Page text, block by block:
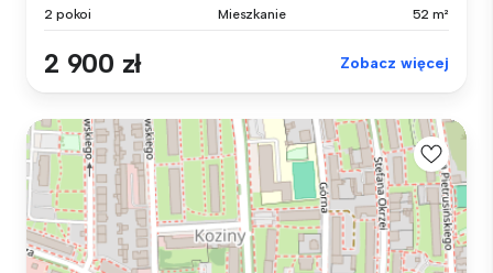
2 pokoi Mieszkanie 52 m²
2 900 zł Zobacz więcej